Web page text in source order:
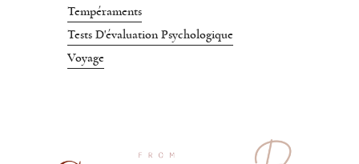
Tempéraments
Tests D'évaluation Psychologique
Voyage